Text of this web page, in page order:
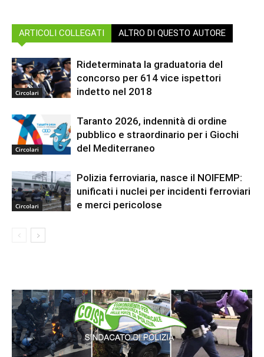
ARTICOLI COLLEGATI ALTRO DI QUESTO AUTORE
Circolari
Rideterminata la graduatoria del
concorso per 614 vice ispettori
indetto nel 2018
Circolari
Taranto 2026, indennità di ordine
pubblico e straordinario per i Giochi
del Mediterraneo
Circolari
Polizia ferroviaria, nasce il NOIFEMP:
unificati i nuclei per incidenti ferroviari
e merci pericolose